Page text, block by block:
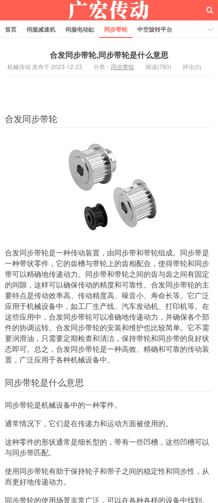
首页 伺服减速机 伺服电动缸 同步带轮
中空旋转平台
合发同步带轮,同步带轮是什么意思
机械传动 发布于 2023-12-23 分类： 同步带轮 阅读(780) 评论(0)
合发同步带轮
合发同步带轮是一种传动装置，由同步带和带轮组成。同步带是
一种带状零件，它的齿槽与带轮上的齿相配合，使得带轮和同步
带可以精确地传递动力。同步带和带轮之间的齿与齿之间有固定
的间隙，这样可以确保传动的精度和可靠性。合发同步带轮的主
要特点是传动效率高、传动精度高、噪音小、寿命长等。它广泛
应用于机械设备中，如工厂生产线、汽车发动机、打印机等。在
这些应用中，合发同步带轮可以准确地传递动力，并确保各个部
件的协调运转。合发同步带轮的安装和维护也比较简单。它不需
要润滑油，只需要定期检查和清洁，保持带轮和同步带的良好状
态即可。总之，合发同步带轮是一种高效、精确和可靠的传动装
置，广泛应用于各种机械设备中。
同步带轮是什么意思
同步带轮是机械设备中的一种零件。
通常情况下，它们是在传递力和运动方面被使用的。
这种零件的形状通常是细长型的，带有一些凹槽，这些凹槽可以
与同步带匹配。
使用同步带轮有助于保持轮子和带子之间的稳定性和同步性，从
而更好地传递动力。
同步带轮的使用场景非常广泛，可以在各种各样的设备中找到。